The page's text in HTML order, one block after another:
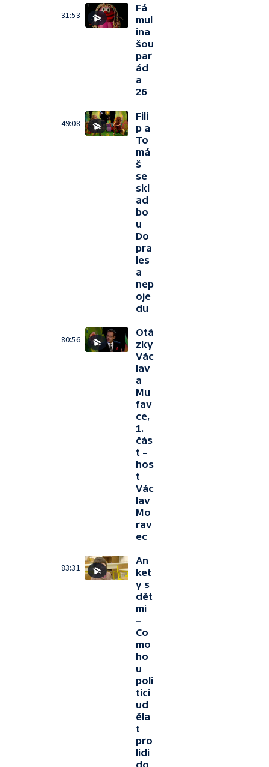
31:53
Fá
mul
ina
šou
par
ád
a
26
49:08
Fili
p a
To
má
š
se
skl
ad
bo
u
Do
pra
les
a
nep
oje
du
80:56
Otá
zky
Vác
lav
a
Mu
fav
ce,
1.
čás
t –
hos
t
Vác
lav
Mo
rav
ec
83:31
An
ket
y s
dět
mi
–
Co
mo
ho
u
poli
tici
ud
ěla
t
pro
lidi
do